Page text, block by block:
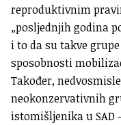
reproduktivnim
„posljednjih godina
i to da su takve
sposobnosti
Također,
neokonzervativnih
istomišljenika u SAD